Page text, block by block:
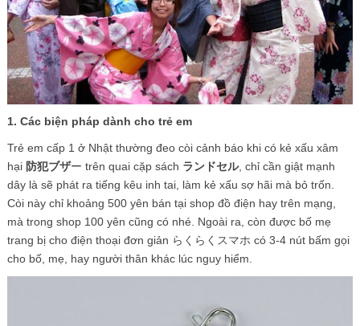
1. Các biện pháp dành cho trẻ em
Trẻ em cấp 1 ở Nhật thường đeo còi cảnh báo khi có kẻ xấu xâm
hại防犯ブザー trên quai cặp sách ランドセル, chỉ cần giật mạnh
dây là sẽ phát ra tiếng kêu inh tai, làm kẻ xấu sợ hãi mà bỏ trốn.
Còi này chỉ khoảng 500 yên bán tại shop đồ điện hay trên mạng,
mà trong shop 100 yên cũng có nhé. Ngoài ra, còn được bố mẹ
trang bị cho điện thoại đơn giản らくらくスマホ có 3-4 nút bấm gọi
cho bố, mẹ, hay người thân khác lúc nguy hiểm.